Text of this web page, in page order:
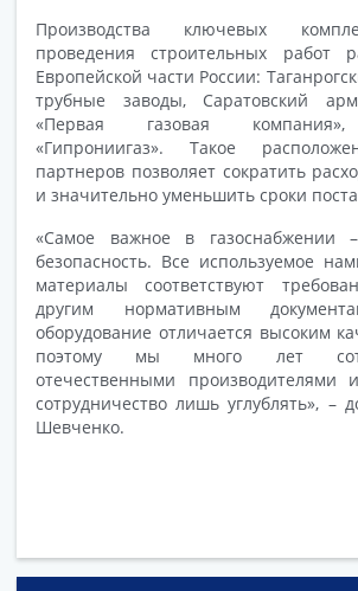
Производства ключевых
проведения строительных работ
Европейской части России:
трубные заводы, Саратовский
«Первая газовая компания»,
«Гипрониигаз». Такое
партнеров позволяет сократить
и значительно уменьшить сроки
«Самое важное в газоснабжении
безопасность. Все используемое
материалы соответствуют
другим нормативным
оборудование отличается высоким
поэтому мы много лет
отечественными
сотрудничество лишь углублять», –
Шевченко.